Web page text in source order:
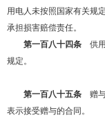
用电人未按照国家有关规
承担损害赔偿责任。
第一百八十四条 供
规定。
第一百八十五条 赠
表示接受赠与的合同。